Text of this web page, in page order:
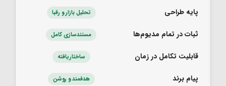
پایه طراحی
تحلیل بازار و رقبا
ثبات در تمام مدیوم‌ها مستندسازی کامل
قابلیت تکامل در زمان ساختاریافته
پیام برند هدفمند و روشن